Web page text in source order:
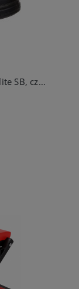
Portwest Sabot (chodaki, klapki) Steelite SB, czarne